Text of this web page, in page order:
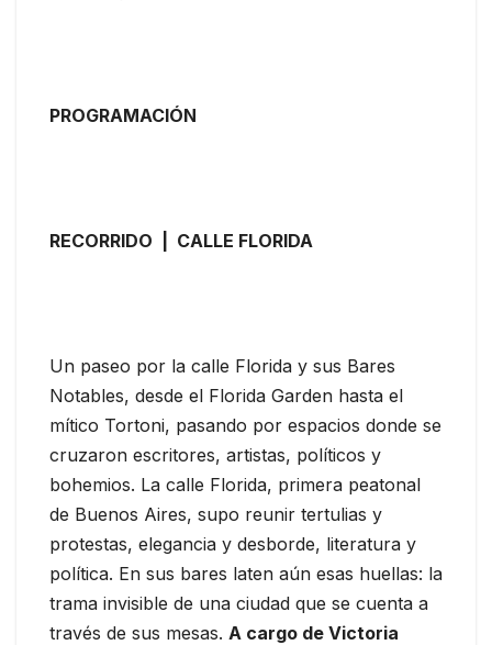
PROGRAMACIÓN
RECORRIDO | CALLE FLORIDA
Un paseo por la calle Florida y sus Bares
Notables, desde el Florida Garden hasta el
mítico Tortoni, pasando por espacios donde se
cruzaron escritores, artistas, políticos y
bohemios. La calle Florida, primera peatonal
de Buenos Aires, supo reunir tertulias y
protestas, elegancia y desborde, literatura y
política. En sus bares laten aún esas huellas: la
trama invisible de una ciudad que se cuenta a
través de sus mesas. A cargo de Victoria